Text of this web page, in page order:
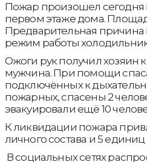
Пожар произошел сегодня
первом этаже дома.
Предварительная
режим работы
Ожоги рук получил хозяин
мужчина. При помощи
подключённых к
пожарных, спасены 2
эвакуировали ещё 10
К ликвидации пожара
личного состава и 5 единиц
В социальных сетях